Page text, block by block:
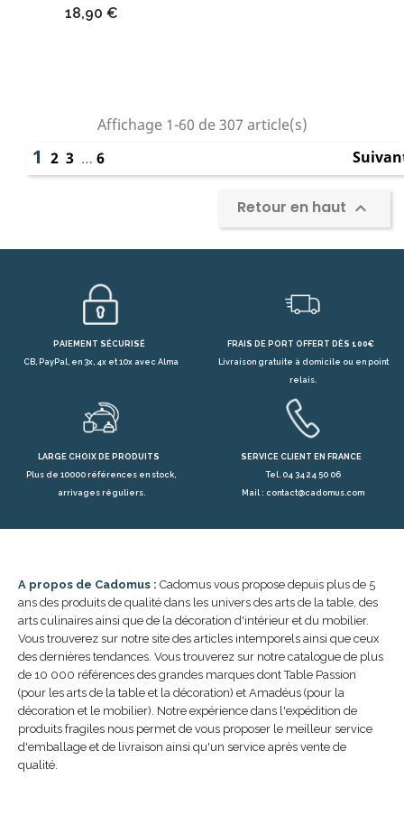
Prix
18,90 €
Affichage 1-60 de 307 article(s)
1 2 3 … 6
Retour en haut 
PAIEMENT SÉCURISÉ
CB, PayPal, en 3x, 4x et 10x avec Alma
FRAIS DE PORT OFFERT DÈS 100€
Livraison gratuite à domicile ou en point
relais.
LARGE CHOIX DE PRODUITS
Plus de 10000 références en stock,
arrivages réguliers.
SERVICE CLIENT EN FRANCE
Tel. 04 34 24 50 06
Mail : contact@cadomus.com
A propos de Cadomus : Cadomus vous propose depuis plus de 5
ans des produits de qualité dans les univers des arts de la table, des
arts culinaires ainsi que de la décoration d'intérieur et du mobilier.
Vous trouverez sur notre site des articles intemporels ainsi que ceux
des dernières tendances. Vous trouverez sur notre catalogue de plus
de 10 000 références des grandes marques dont Table Passion
(pour les arts de la table et la décoration) et Amadéus (pour la
décoration et le mobilier). Notre expérience dans l'expédition de
produits fragiles nous permet de vous proposer le meilleur service
d'emballage et de livraison ainsi qu'un service après vente de
qualité.